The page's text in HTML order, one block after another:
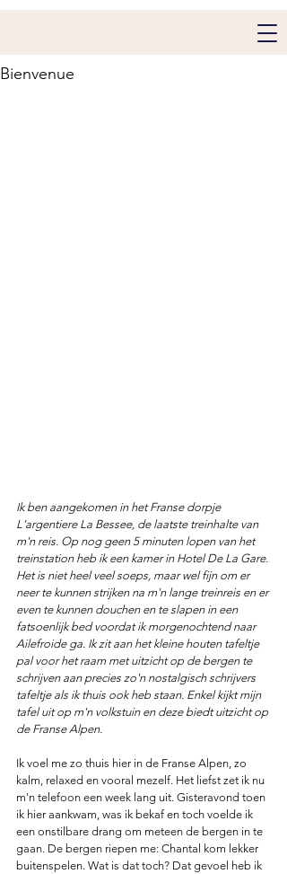
Bienvenue
Ik ben aangekomen in het Franse dorpje
L'argentiere La Bessee, de laatste treinhalte van
m'n reis. Op nog geen 5 minuten lopen van het
treinstation heb ik een kamer in Hotel De La Gare.
Het is niet heel veel soeps, maar wel fijn om er
neer te kunnen strijken na m'n lange treinreis en er
even te kunnen douchen en te slapen in een
fatsoenlijk bed voordat ik morgenochtend naar
Ailefroide ga. Ik zit aan het kleine houten tafeltje
pal voor het raam met uitzicht op de bergen te
schrijven aan precies zo'n nostalgisch schrijvers
tafeltje als ik thuis ook heb staan. Enkel kijkt mijn
tafel uit op m'n volkstuin en deze biedt uitzicht op
de Franse Alpen.
Ik voel me zo thuis hier in de Franse Alpen, zo
kalm, relaxed en vooral mezelf. Het liefst zet ik nu
m'n telefoon een week lang uit. Gisteravond toen
ik hier aankwam, was ik bekaf en toch voelde ik
een onstilbare drang om meteen de bergen in te
gaan. De bergen riepen me: Chantal kom lekker
buitenspelen. Wat is dat toch? Dat gevoel heb ik